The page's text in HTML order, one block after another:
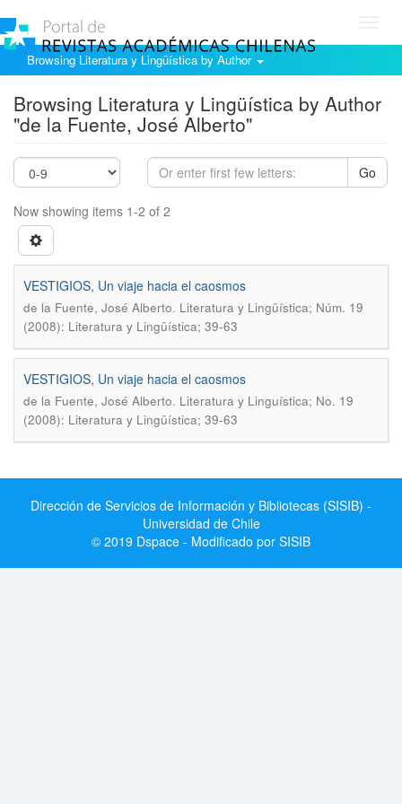
Browsing Literatura y Lingüística by Author
Browsing Literatura y Lingüística by Author
"de la Fuente, José Alberto"
Go
Now showing items 1-2 of 2
VESTIGIOS, Un viaje hacia el caosmos
de la Fuente, José Alberto. Literatura y Lingüística; Núm. 19
(2008): Literatura y Lingüística; 39-63
VESTIGIOS, Un viaje hacia el caosmos
de la Fuente, José Alberto. Literatura y Linguí­stica; No. 19
(2008): Literatura y Lingüística; 39-63
Dirección de Servicios de Información y Bibliotecas (SISIB) -
Universidad de Chile
© 2019 Dspace - Modificado por SISIB